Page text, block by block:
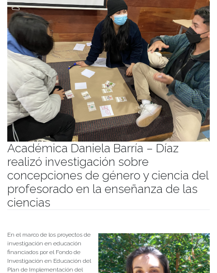
Académica Daniela Barría – Díaz
realizó investigación sobre
concepciones de género y ciencia del
profesorado en la enseñanza de las
ciencias
En el marco de los proyectos de
investigación en educación
financiados por el Fondo de
Investigación en Educación del
Plan de Implementación del